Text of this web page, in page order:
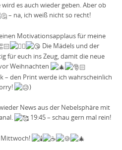
es auch wieder geben. Aber ob
– na, ich weiß nicht so recht!
Motivationsapplaus für meine
Die Mädels und der
für euch ins Zeug, damit die neue
Weihnachten
– den Print werde ich wahrscheinlich
)
News aus der Nebelsphäre mit
19:45 – schau gern mal rein!
Mittwoch!